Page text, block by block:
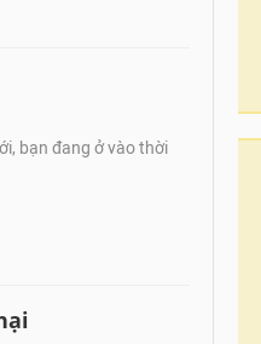
bạn đang ở vào thời